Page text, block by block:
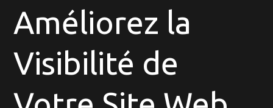
Améliorez la
Visibilité de